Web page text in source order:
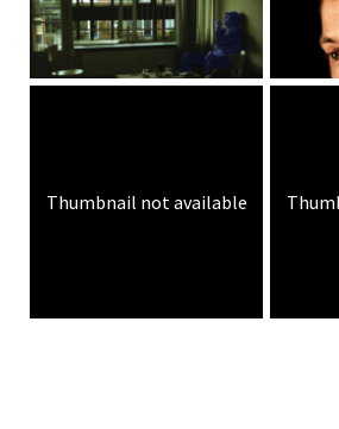
Thumbnail not available